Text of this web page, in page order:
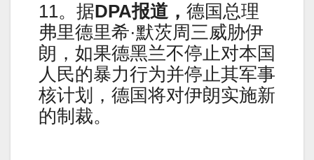
11。据DPA报道， 德国总理
弗里德里希·默茨周三威胁伊
朗，如果德黑兰不停止对本国
人民的暴力行为并停止其军事
核计划，德国将对伊朗实施新
的制裁。